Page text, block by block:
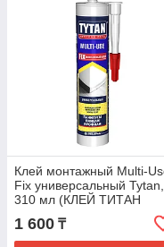
Клей монтажный Multi-
Fix универсальный Tytan,
310 мл (КЛЕЙ ТИТАН
МУЛЬТИФИКС)
1 600 ₸